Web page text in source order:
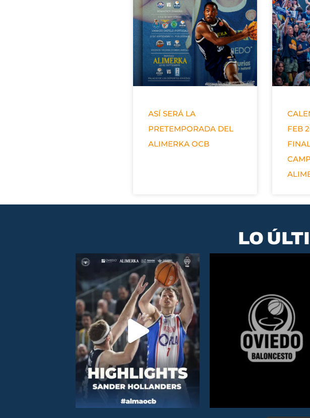
ASÍ SERÁ LA
PRETEMPORADA DEL
ALIMERKA OCB
FEB
LO